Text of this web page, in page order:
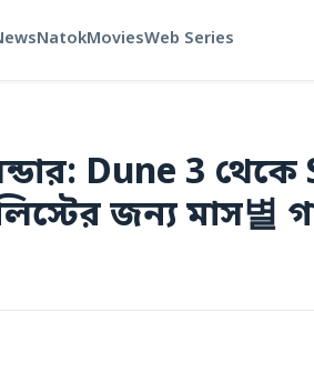
NatokMoviesWeb Series
Dune 3
জন্য মাস별